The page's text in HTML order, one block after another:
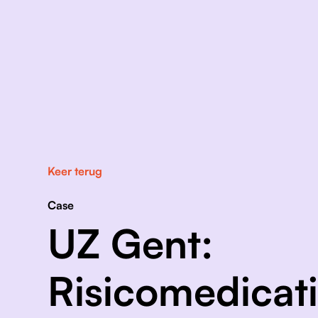
Keer terug
Case
UZ Gent: